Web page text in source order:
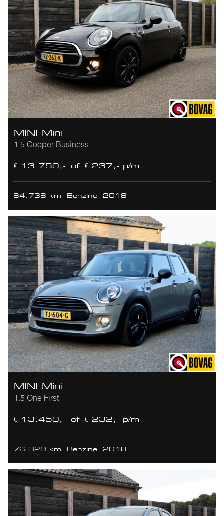
MINI Mini
1.5 Cooper Business
€ 13.750,- of € 237,- p/m
84.738 km Benzine 2018
MINI Mini
1.5 One First
€ 13.450,- of € 232,- p/m
76.329 km Benzine 2018